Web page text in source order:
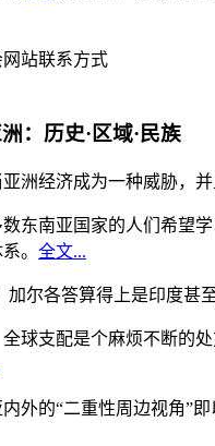
：历史·区域·民族
洲经济成为一种威胁，
数东南亚国家的人们希望
。 全文...
加尔各答算得上是印度甚
全球支配是个麻烦不断的
内外的“二重性周边视角”